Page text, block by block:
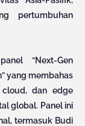
pertumbuhan
“Next-Gen
yang membahas
dan edge
global. Panel ini
termasuk Budi